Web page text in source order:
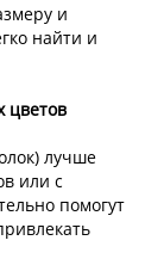
и
найти и
цветов
лучше
или с
помогут